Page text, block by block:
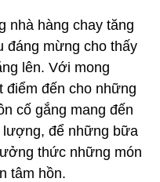
nhà hàng chay tăng
đáng mừng cho thấy
lên. Với mong
điểm đến cho những
cố gắng mang đến
lượng, để những bữa
thức những món
tâm hồn.